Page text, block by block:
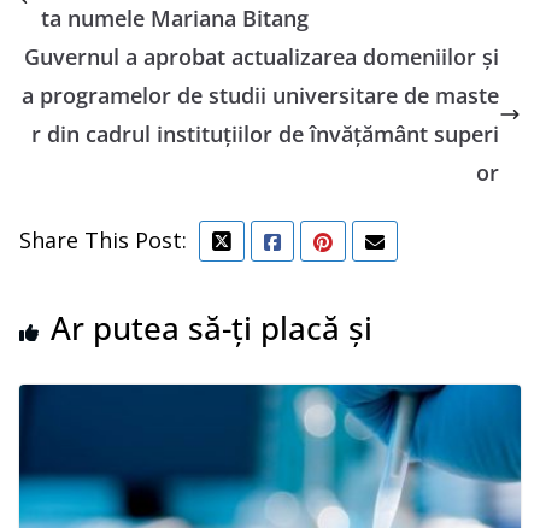
ta numele Mariana Bitang
Guvernul a aprobat actualizarea domeniilor şi
a programelor de studii universitare de maste
r din cadrul instituţiilor de învăţământ superi
or
Share This Post:
Ar putea să-ți placă și